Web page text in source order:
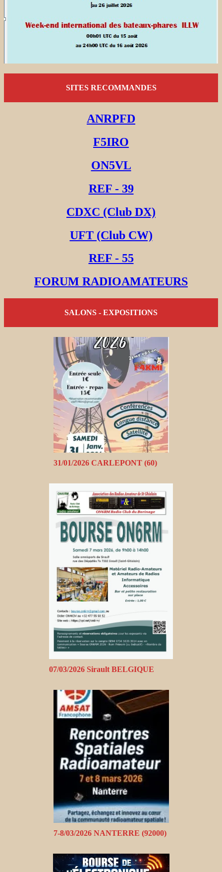
SITES RECOMMANDES
ANRPFD
F5IRO
ON5VL
REF - 39
CDXC (Club DX)
UFT (Club CW)
REF - 55
FORUM RADIOAMATEURS
SALONS - EXPOSITIONS
31/01/2026 CARLEPONT (60)
07/03/2026 Sirault BELGIQUE
7-8/03/2026 NANTERRE (92000)